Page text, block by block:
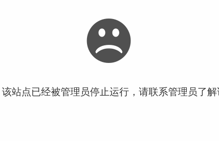
站点已经被管理员停止运行，请联系管理员了